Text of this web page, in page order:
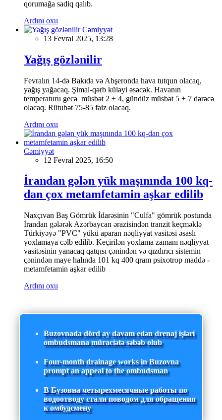
qorumağa sadiq qalıb.
Ardını oxu
Cəmiyyət
13 Fevral 2025, 13:28
Yağış gözlənilir
Fevralın 14-də Bakıda və Abşeronda hava tutqun olacaq,
yağış yağacaq. Şimal-qərb küləyi əsəcək. Havanın
temperaturu gecə müsbət 2 + 4, gündüz müsbət 5 + 7 dərəcə
olacaq. Rütubət 75-85 faiz olacaq.
Ardını oxu
Cəmiyyət
12 Fevral 2025, 16:50
İrandan gələn yük maşınında 100 kq-
dan çox metamfetamin aşkar edilib
Naxçıvan Baş Gömrük İdarəsinin "Culfa" gömrük postunda
İrandan gələrək Azərbaycan ərazisindən tranzit keçməklə
Türkiyəyə "PVC" yükü aparan nəqliyyat vasitəsi əsaslı
yoxlamaya cəlb edilib. Keçirilən yoxlama zamanı nəqliyyat
vasitəsinin yanacaq qatqısı çənindən və qızdırıcı sistemin
çənindən maye halında 101 kq 400 qram psixotrop maddə -
metamfetamin aşkar edilib
Ardını oxu
Buzovnada dörd ay davam edən drenaj işləri
ombudsmana müraciətə səbəb olub
Four-month drainage works in Buzovna
prompt an appeal to the ombudsman
В Бузовна четырехмесячные работы по
водоотводу стали поводом для обращения
к омбудсмену